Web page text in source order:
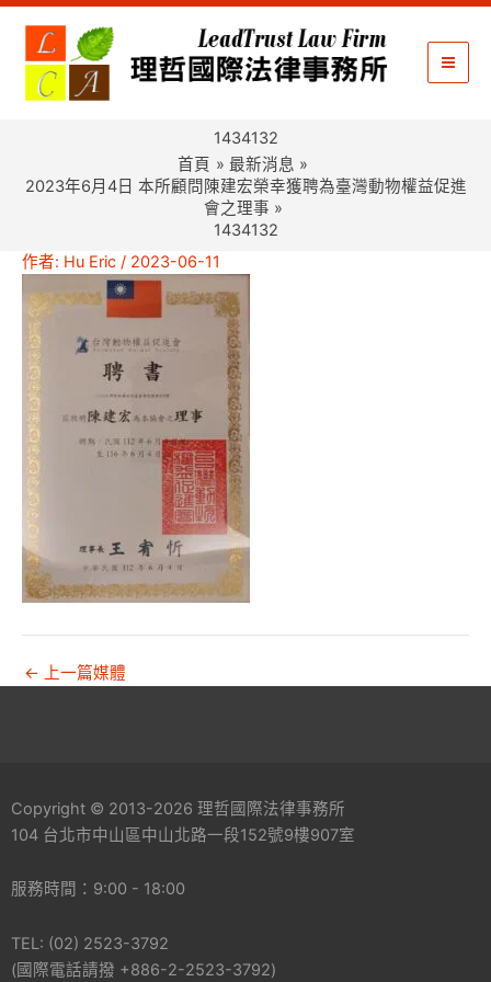
跳
1434132
首頁
最新消息
2023年6月4日 本所顧問陳建宏榮幸獲聘為臺灣動物權益促進
會之理事
1434132
作者: Hu Eric / 2023-06-11
← 上一篇媒體
Copyright © 2013-2026 理哲國際法律事務所
104 台北市中山區中山北路一段152號9樓907室
服務時間：9:00 - 18:00
TEL: (02) 2523-3792
(國際電話請撥 +886-2-2523-3792)